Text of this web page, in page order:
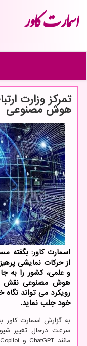
اسمارت كاور
تمرکز وزارت
هوش مصنوعی
اسمارت کاور: بگفته
از حرکات نمایشی
و علمی، کشور را به
هوش مصنوعی نقش
رویکرد می تواند
خود جلب نماید.
سرعت درحال تغییر